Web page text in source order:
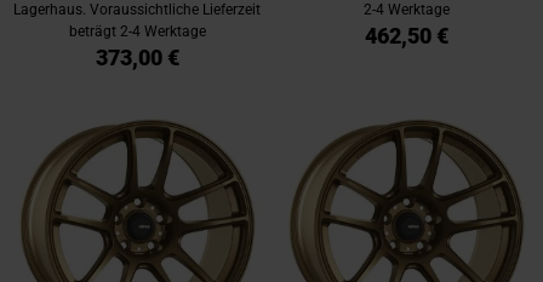
Lagerhaus. Voraussichtliche Lieferzeit
beträgt 2-4 Werktage
373,00 €
2-4 Werktage
462,50 €